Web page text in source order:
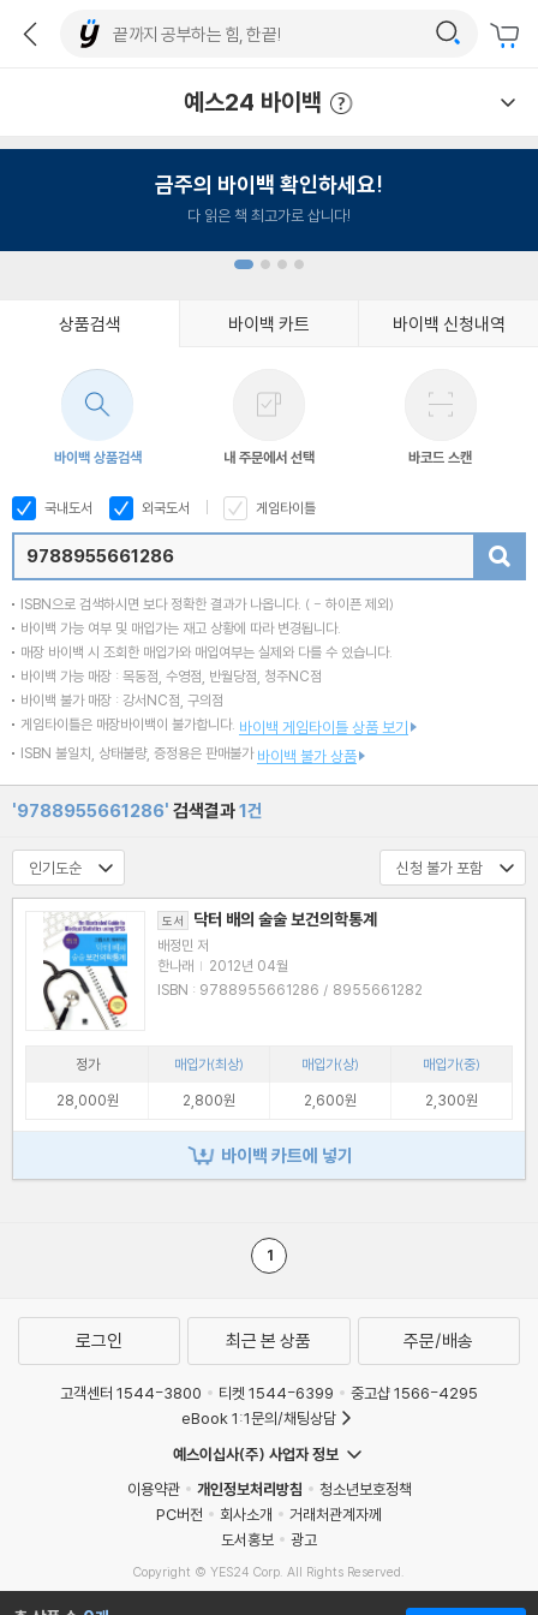
예스24 바이백
금주의 바이백 확인하세요!
다 읽은 책 최고가로 삽니다!
상품검색 바이백 카트 바이백 신청내역
바이백 상품검색 내 주문에서 선택 바코드 스캔
국내도서 외국도서 게임타이틀
ISBN으로 검색하시면 보다 정확한 결과가 나옵니다. ( - 하이픈 제외)
바이백 가능 여부 및 매입가는 재고 상황에 따라 변경됩니다.
매장 바이백 시 조회한 매입가와 매입여부는 실제와 다를 수 있습니다.
바이백 가능 매장 : 목동점, 수영점, 반월당점, 청주NC점
바이백 불가 매장 : 강서NC점, 구의점
게임타이틀은 매장바이백이 불가합니다. 바이백 게임타이틀 상품 보기
ISBN 불일치, 상태불량, 증정용은 판매불가 바이백 불가 상품
'9788955661286' 검색결과1건
도서 닥터 배의 술술 보건의학통계
배정민 저
한나래 | 2012년 04월
ISBN : 9788955661286 / 8955661282
정가 매입가(최상) 매입가(상)
매입가(중)
28,000원
2,800원 2,600원 2,300원
바이백 카트에 넣기
1
로그인 최근 본 상품 주문/배송
고객센터 1544-3800 티켓 1544-6399
중고샵 1566-4295
eBook 1:1문의/채팅상담
예스이십사(주) 사업자 정보
이용약관
개인정보처리방침
청소년보호정책
PC버전
회사소개
거래처관계자께
도서홍보
광고
Copyright © YES24 Corp. All Rights Reserved.
MATOM4